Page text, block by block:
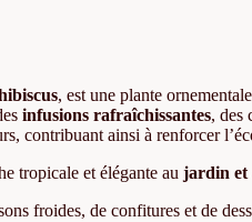
, est une plante
infusions rafraîchissantes, des
contribuant ainsi à renforcer
tropicale et élégante aujardin et
froides, de confitures et de